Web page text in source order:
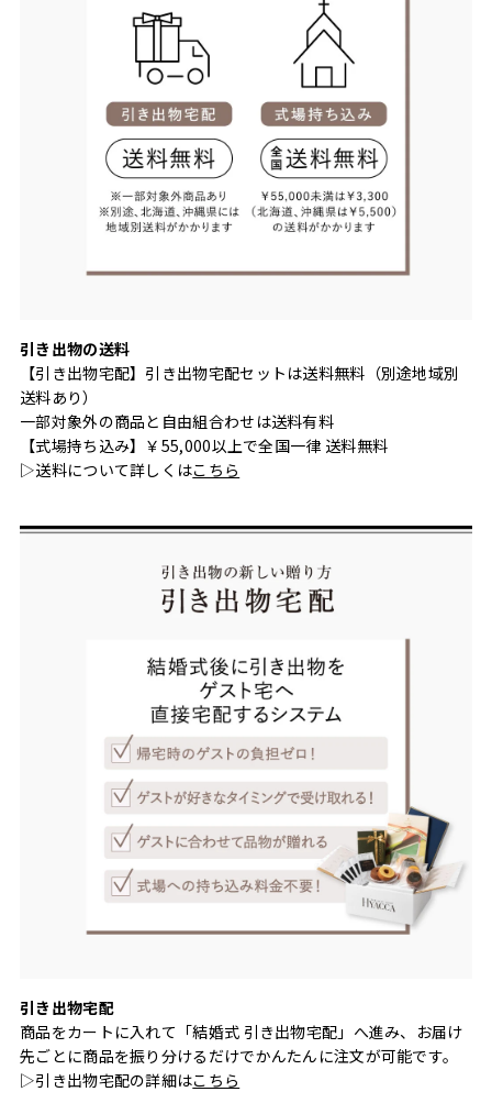
引き出物の送料
【引き出物宅配】引き出物宅配セットは送料無料（別途地域別
送料あり）
一部対象外の商品と自由組合わせは送料有料
【式場持ち込み】￥55,000以上で全国一律 送料無料
▷送料について詳しくはこちら
引き出物宅配
商品をカートに入れて「結婚式 引き出物宅配」へ進み、お届け
先ごとに商品を振り分けるだけでかんたんに注文が可能です。
▷引き出物宅配の詳細はこちら